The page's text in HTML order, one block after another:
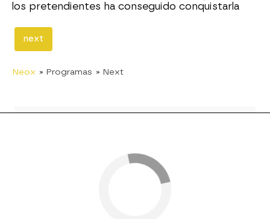
los pretendientes ha conseguido conquistarla
next
Neox » Programas » Next